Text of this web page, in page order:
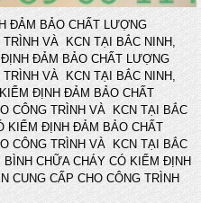
ĐẢM BẢO CHẤT LƯỢNG
VÀ KCN TẠI BẮC NINH,
ĐẢM BẢO CHẤT LƯỢNG
VÀ KCN TẠI BẮC NINH,
ĐỊNH ĐẢM BẢO CHẤT
CÔNG TRÌNH VÀ KCN TẠI BẮC
KIỂM ĐỊNH ĐẢM BẢO CHẤT
CÔNG TRÌNH VÀ KCN TẠI BẮC
BÌNH CHỮA CHÁY CÓ KIỂM ĐỊNH
CUNG CẤP CHO CÔNG TRÌNH